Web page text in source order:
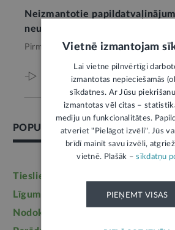
Neizmantotie
neuzkrājas
Pirms 4 mēnešiem, Darba tiesības
Viss par šo tēmu
POPULĀRĀKĀS TĒMAS
Tieslietas
Līgumi, dokumenti
(5364)
Nodokļi
Vietnē izmantojam
Lai vietne pilnvērtīgi
izmantotas nepieciešamās
sīkdatnes. Ar Jūsu
izmantotas vēl citas –
mediju un funkcionalitātes.
atveriet "Pielāgot izvēli". Jūs
brīdī mainīt savu izvēli,
vietnē. Plašāk –sīkdatņu
PIEŅEMT VISAS